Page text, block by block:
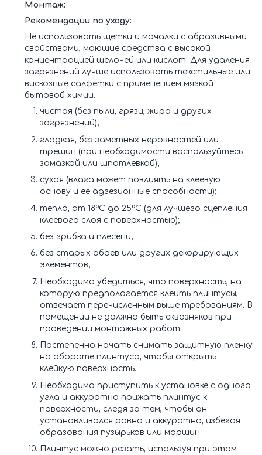
Монтаж:
Рекомендации по уходу:
Не использовать щетки и мочалки с абразивными
свойствами, моющие средства с высокой
концентрацией щелочей или кислот. Для удаления
загрязнений лучше использовать текстильные или
вискозные салфетки с применением мягкой
бытовой химии.
чистая (без пыли, грязи, жира и других
загрязнений);
гладкая, без заметных неровностей или
трещин (при необходимости воспользуйтесь
замазкой или шпатлевкой);
сухая (влага может повлиять на клеевую
основу и ее адгезионные способности);
тепла, от 18ºС до 25ºС (для лучшего сцепления
клеевого слоя с поверхностью);
без грибка и плесени;
без старых обоев или других декорирующих
элементов;
Необходимо убедиться, что поверхность, на
которую предполагается клеить плинтусы,
отвечает перечисленным выше требованиям. В
помещении не должно быть сквозняков при
проведении монтажных работ.
Постепенно начать снимать защитную пленку
на обороте плинтуса, чтобы открыть
клейкую поверхность.
Необходимо приступить к установке с одного
угла и аккуратно прижать плинтус к
поверхности, следя за тем, чтобы он
устанавливался ровно и аккуратно, избегая
образования пузырьков или морщин.
Плинтус можно резать, используя при этом